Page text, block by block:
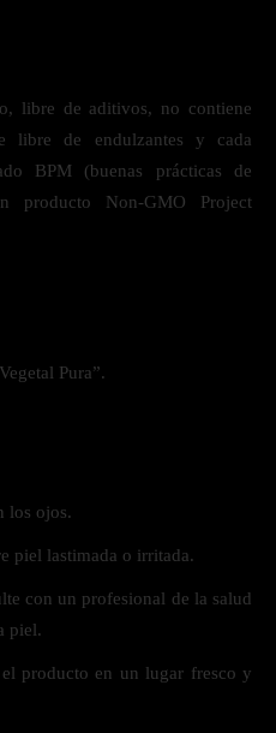
libre de aditivos, no contiene
libre de endulzantes y cada
BPM (buenas prácticas de
producto Non-GMO Project
Pura”.
los ojos.
piel lastimada o irritada.
con un profesional de la salud
piel.
producto en un lugar fresco y